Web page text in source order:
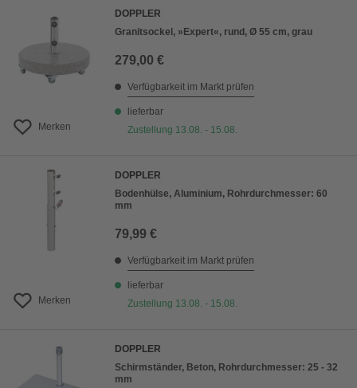
Merken
DOPPLER
Granitsockel, »Expert«, rund, Ø 55 cm, grau
279,00 €
Verfügbarkeit im Markt prüfen
lieferbar
Zustellung 13.08. - 15.08.
Merken
DOPPLER
Bodenhülse, Aluminium, Rohrdurchmesser: 60
mm
79,99 €
Verfügbarkeit im Markt prüfen
lieferbar
Zustellung 13.08. - 15.08.
DOPPLER
Schirmständer, Beton, Rohrdurchmesser: 25 - 32
mm